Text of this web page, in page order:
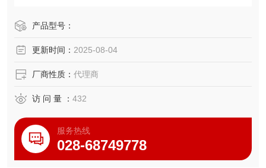
0℃）使其适用于机床主轴、输送带等潮湿、多尘环境。标配
产品型号：
更新时间： 2025-08-04
厂商性质： 代理商
访 问 量 ： 432
服务热线
028-68749778